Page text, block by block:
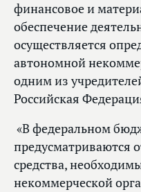
финансовое и
обеспечение
осуществляется
автономной
одним из
Российская
«В федеральном
предусматриваются
средства,
некоммерческой